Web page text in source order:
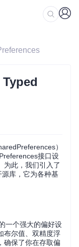
Typed
）
接口设
为此，我们引入了
源库，它为各种基
一个强大的偏好设
布尔值、双精度浮
确保了你在存取偏